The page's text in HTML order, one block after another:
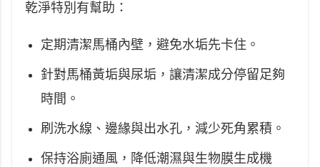
乾淨特別有幫助：
定期清潔馬桶內壁，避免水垢先卡住。
針對馬桶黃垢與尿垢，讓清潔成分停留足夠
時間。
刷洗水線、邊緣與出水孔，減少死角累積。
保持浴廁通風，降低潮濕與生物膜生成機